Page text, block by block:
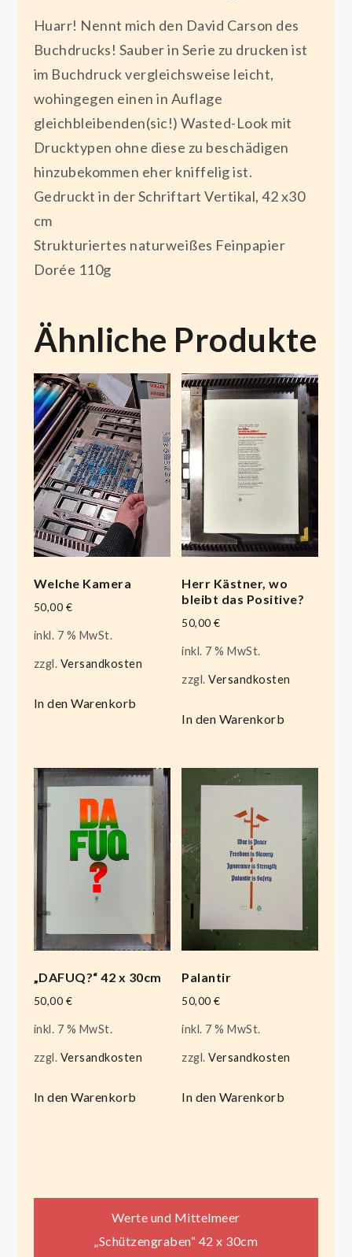
Huarr! Nennt mich den David Carson des
Buchdrucks! Sauber in Serie zu drucken ist
im Buchdruck vergleichsweise leicht,
wohingegen einen in Auflage
gleichbleibenden(sic!) Wasted-Look mit
Drucktypen ohne diese zu beschädigen
hinzubekommen eher kniffelig ist.
Gedruckt in der Schriftart Vertikal, 42 x30
cm
Strukturiertes naturweißes Feinpapier
Dorée 110g
Ähnliche Produkte
Welche Kamera
50,00 €
inkl. 7 % MwSt.
zzgl. Versandkosten
In den Warenkorb
Herr Kästner, wo
bleibt das Positive?
50,00€
inkl. 7 % MwSt.
zzgl.Versandkosten
In den Warenkorb
„DAFUQ?“ 42 x 30cm
50,00 €
inkl. 7 % MwSt.
zzgl. Versandkosten
In den Warenkorb
Palantir
50,00€
inkl. 7 % MwSt.
zzgl.Versandkosten
In den Warenkorb
Beitragsnavigation
Werte und Mittelmeer
„Schützengraben“ 42 x 30cm